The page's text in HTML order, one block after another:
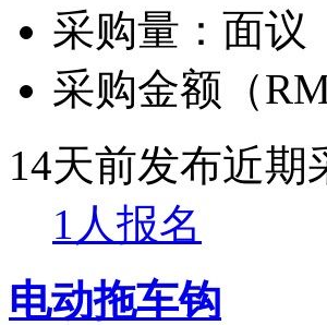
采购量： 面议
采购金额（
14天前发布近期
1人报名
电动拖车钩